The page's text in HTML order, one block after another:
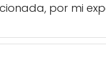
por mi